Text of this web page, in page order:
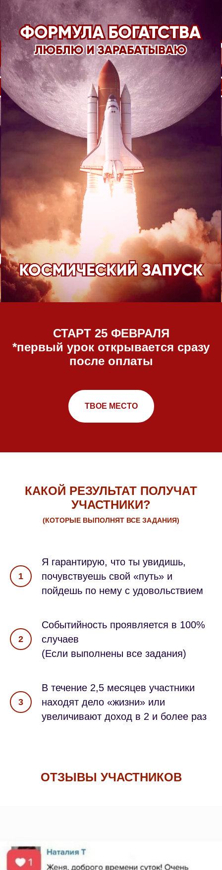
СТАРТ 25 ФЕВРАЛЯ
*первый урок открывается сразу
после оплаты
ТВОЕ МЕСТО
КАКОЙ РЕЗУЛЬТАТ ПОЛУЧАТ
УЧАСТНИКИ?
(КОТОРЫЕ ВЫПОЛНЯТ ВСЕ ЗАДАНИЯ)
1
Я гарантирую, что ты увидишь,
почувствуешь свой «путь» и
пойдешь по нему с удовольствием
2
Событийность проявляется в 100%
случаев
(Если выполнены все задания)
3
В течение 2,5 месяцев участники
находят дело «жизни» или
увеличивают доход в 2 и более раз
ОТЗЫВЫ УЧАСТНИКОВ